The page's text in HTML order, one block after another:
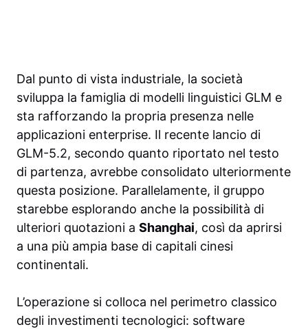
Dal punto di vista industriale, la società
sviluppa la famiglia di modelli linguistici GLM e
sta rafforzando la propria presenza nelle
applicazioni enterprise. Il recente lancio di
GLM-5.2, secondo quanto riportato nel testo
di partenza, avrebbe consolidato ulteriormente
questa posizione. Parallelamente, il gruppo
starebbe esplorando anche la possibilità di
ulteriori quotazioni a Shanghai, così da aprirsi
a una più ampia base di capitali cinesi
continentali.
L’operazione si colloca nel perimetro classico
degli investimenti tecnologici: software